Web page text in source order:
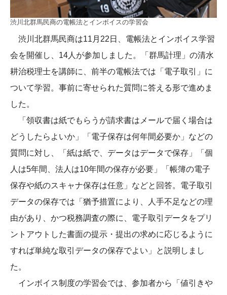
渋川北群馬民商の電帳法とインボイスの学習会
渋川北群馬民商は11月22日、電帳法とインボイス学習
会を開催し、14人が参加しました。「群馬計理」の清水
耕治税理士を講師に、前半の電帳法では「電子取引」に
ついて学習。事前に寄せられた質問に答える形で進めま
した。
「領収書は紙でもらうが請求書はメールで届く場合は
どうしたらよいか」「電子保存は何年間必要か」などの
質問に対し、「紙は紙で、データはデータで保存」「個
人は5年間、法人は10年間の保存が必要」「帳簿の電子
保存や紙のスキャナ保存は任意」などと回答。電子取引
データの保存では「猶予措置により、人手不足などの理
由があり、かつ税務調査の際に、電子取引データをプリ
ントアウトした書面の提示・提出の求めに応じるように
すれば単純な取引データの保存でよい」と説明しまし
た。
インボイス制度の学習会では、参加者から「値引きや